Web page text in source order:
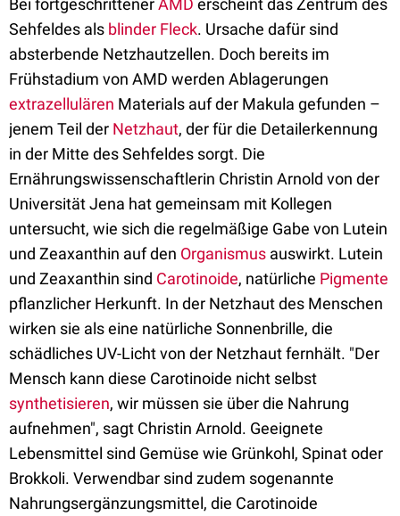
Bei fortgeschrittenerAMD erscheint das Zentrum des
Sehfeldes als blinder Fleck. Ursache dafür sind
absterbende Netzhautzellen. Doch bereits im
Frühstadium von AMD werden Ablagerungen
extrazellulären Materials auf der Makula gefunden –
jenem Teil der Netzhaut, der für die Detailerkennung
in der Mitte des Sehfeldes sorgt. Die
Ernährungswissenschaftlerin Christin Arnold von der
Universität Jena hat gemeinsam mit Kollegen
untersucht, wie sich die regelmäßige Gabe von Lutein
und Zeaxanthin auf den Organismus auswirkt. Lutein
und Zeaxanthin sind Carotinoide, natürliche Pigmente
pflanzlicher Herkunft. In der Netzhaut des Menschen
wirken sie als eine natürliche Sonnenbrille, die
schädliches UV-Licht von der Netzhaut fernhält. "Der
Mensch kann diese Carotinoide nicht selbst
synthetisieren, wir müssen sie über die Nahrung
aufnehmen", sagt Christin Arnold. Geeignete
Lebensmittel sind Gemüse wie Grünkohl, Spinat oder
Brokkoli. Verwendbar sind zudem sogenannte
Nahrungsergänzungsmittel, die Carotinoide